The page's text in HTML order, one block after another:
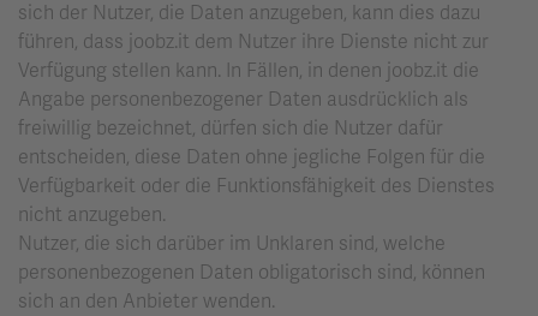
sich der Nutzer, die Daten anzugeben, kann dies dazu
führen, dass joobz.it dem Nutzer ihre Dienste nicht zur
Verfügung stellen kann. In Fällen, in denen joobz.it die
Angabe personenbezogener Daten ausdrücklich als
freiwillig bezeichnet, dürfen sich die Nutzer dafür
entscheiden, diese Daten ohne jegliche Folgen für die
Verfügbarkeit oder die Funktionsfähigkeit des Dienstes
nicht anzugeben.
Nutzer, die sich darüber im Unklaren sind, welche
personenbezogenen Daten obligatorisch sind, können
sich an den Anbieter wenden.